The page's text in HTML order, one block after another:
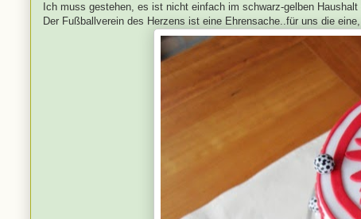
Ich muss gestehen, es ist nicht einfach im schwarz-gelben
Der Fußballverein des Herzens ist eine Ehrensache..für uns die